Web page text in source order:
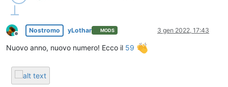
Non in linea
Nostromo yLothar MODS 3 gen 2022, 17:43
Nuovo anno, nuovo numero! Ecco il 59